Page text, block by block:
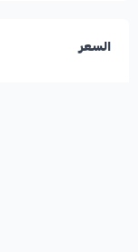
السعر